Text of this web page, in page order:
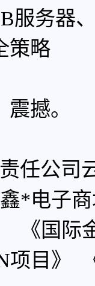
服务器
策略
撼。
任公
*电子
《国际
项目》